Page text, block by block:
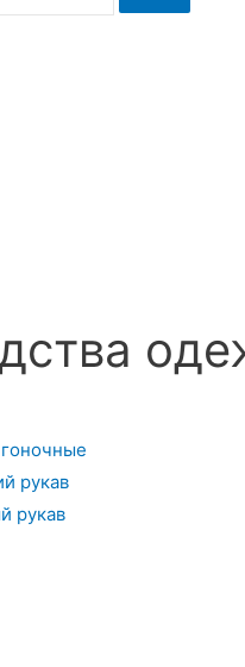
рукав
рукав